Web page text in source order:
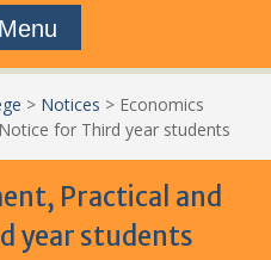
Menu
> Notices > Economics
for Third year students
Practical and
year students